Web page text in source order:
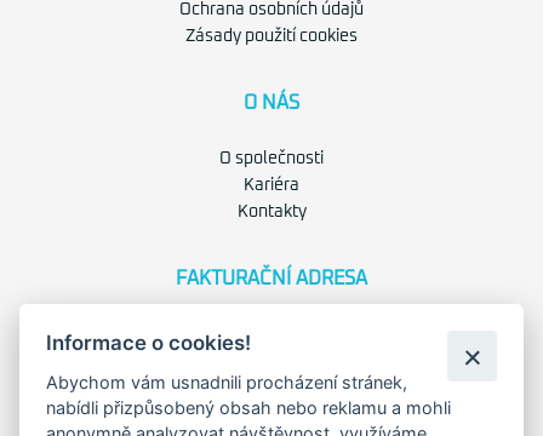
Ochrana osobních údajů
Zásady použití cookies
O NÁS
O společnosti
Kariéra
Kontakty
FAKTURAČNÍ ADRESA
Družstevní 1394/12
Praha 4 - Nusle, 140 00
DIČ: CZ28404009
Informace o cookies!
Abychom vám usnadnili procházení stránek,
nabídli přizpůsobený obsah nebo reklamu a mohli